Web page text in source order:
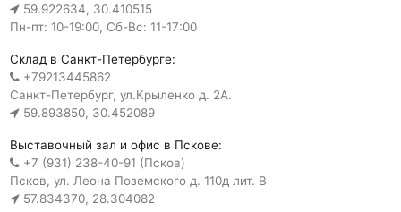
59.922634, 30.410515
Пн-пт: 10-19:00, Сб-Вс: 11-17:00
Склад в Санкт-Петербурге:
+79213445862
Санкт-Петербург, ул.Крыленко д. 2А.
59.893850, 30.452089
Выставочный зал и офис в Пскове:
+7 (931) 238-40-91 (Псков)
Псков, ул. Леона Поземского д. 110д лит. В
57.834370, 28.304082